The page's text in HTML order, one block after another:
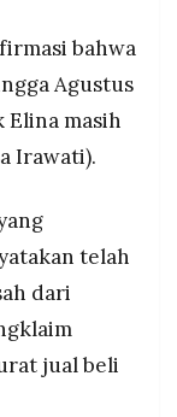
bahwa
Agustus
Elina masih
Irawati).
telah
dari
jual beli